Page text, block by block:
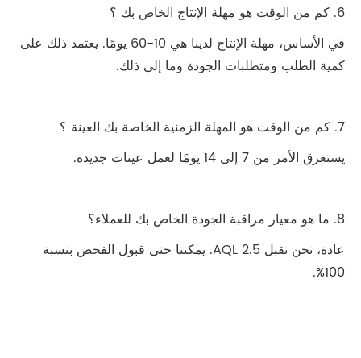
6. كم من الوقت هو مهلة الإنتاج الخاص بك ؟
في الأساس، مهلة الإنتاج لدينا هي 10-60 يومًا. يعتمد ذلك على
كمية الطلب ومتطلبات الجودة وما إلى ذلك.
7. كم من الوقت هو المهلة الزمنية الخاصة بك العينة ؟
يستغرق الأمر من 7 إلى 14 يومًا لعمل عينات جديدة.
8. ما هو معيار مراقبة الجودة الخاص بك للعملاء؟
عادة، نحن نقبل AQL 2.5. يمكننا حتى قبول الفحص بنسبة
100%.